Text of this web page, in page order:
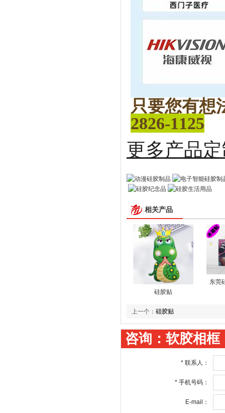
只要您有想
2826-1125
更多
相关产品
硅胶贴
东莞
上一个： 硅胶贴
咨询：软胶相框
* 联系人：
* 手机号码：
E-mail：